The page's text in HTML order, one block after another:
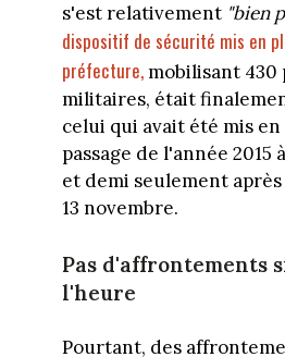
s'est relativement "bien
dispositif de sécurité mis en
préfecture,mobilisant 430
militaires, était
celui qui avait été mis
passage de l'année 2015
et demi seulement
13 novembre.
Pas d'affrontements
l'heure
Pourtant, des